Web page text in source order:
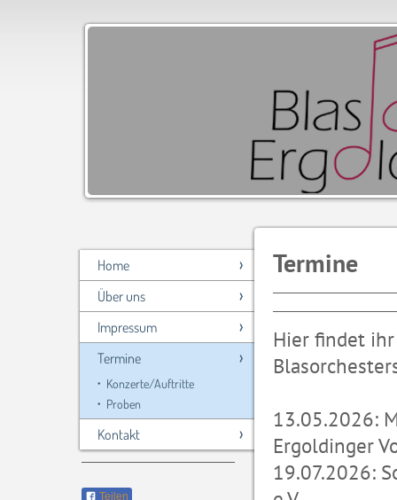
Home
Über uns
Impressum
Termine
Konzerte/Auftritte
Proben
Kontakt
Teilen
Termine
Hier findet
13.05.2026:
Ergoldinger
19.07.2026: